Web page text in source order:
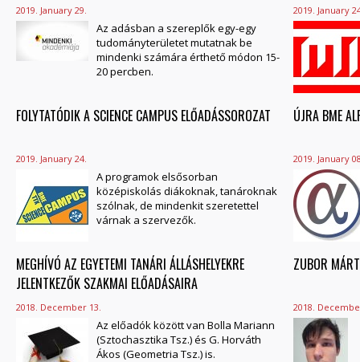
2019. January 29.
Az adásban a szereplők egy-egy
tudományterületet mutatnak be
mindenki számára érthető módon 15-
20 percben.
2019. January
FOLYTATÓDIK A SCIENCE CAMPUS ELŐADÁSSOROZAT
2019. January 24.
A programok elsősorban
középiskolás diákoknak, tanároknak
szólnak, de mindenkit szeretettel
várnak a szervezők.
ÚJRA BME
2019. January
MEGHÍVÓ AZ EGYETEMI TANÁRI ÁLLÁSHELYEKRE
JELENTKEZŐK SZAKMAI ELŐADÁSAIRA
2018. December 13.
Az előadók között van Bolla Mariann
(Sztochasztika Tsz.) és G. Horváth
Ákos (Geometria Tsz.) is.
ZUBOR
2018.